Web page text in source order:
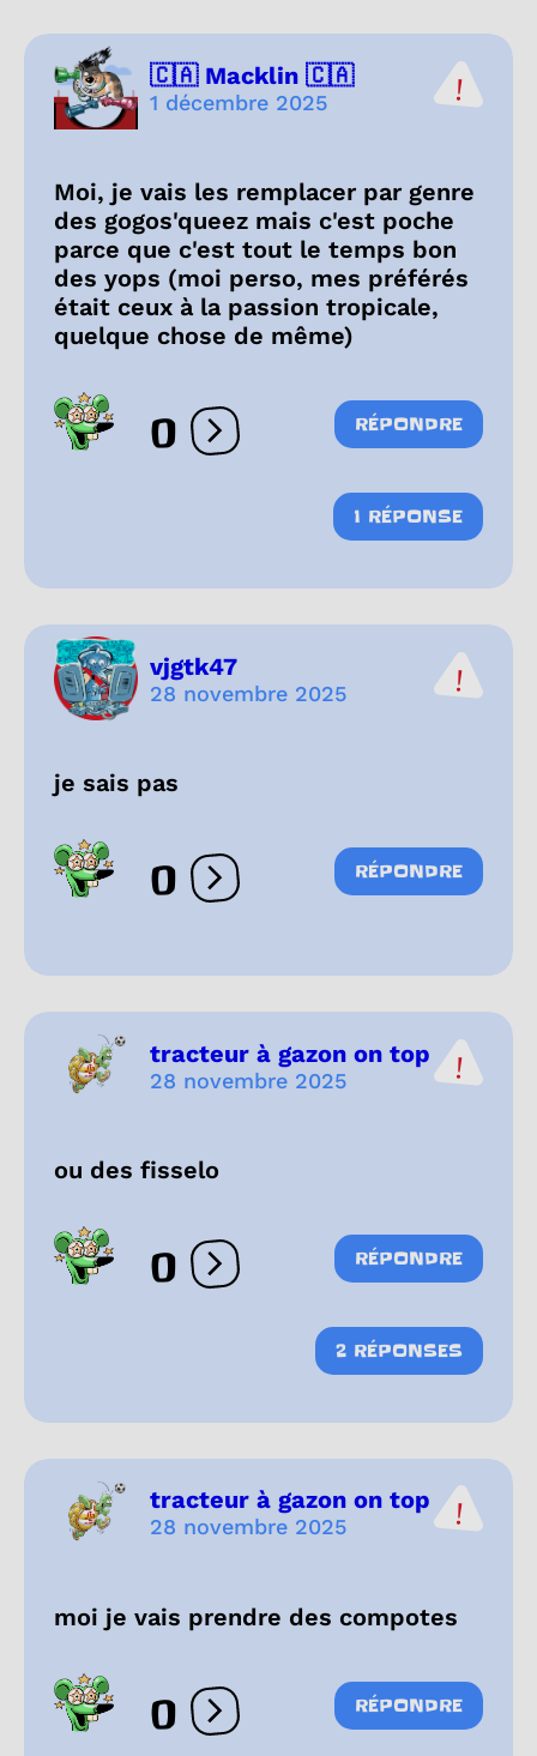
🇨🇦 Macklin 🇨🇦
1 décembre 2025
Moi, je vais les remplacer par genre
des gogos'queez mais c'est poche
parce que c'est tout le temps bon
des yops (moi perso, mes préférés
était ceux à la passion tropicale,
quelque chose de même)
0 Ouvrir les réactions
RÉPONDRE
1 RÉPONSE
vjgtk47
28 novembre 2025
je sais pas
0 Ouvrir les réactions
RÉPONDRE
tracteur à gazon on top
28 novembre 2025
ou des fisselo
0 Ouvrir les réactions
RÉPONDRE
2 RÉPONSES
tracteur à gazon on top
28 novembre 2025
moi je vais prendre des compotes
0 Ouvrir les réactions
RÉPONDRE